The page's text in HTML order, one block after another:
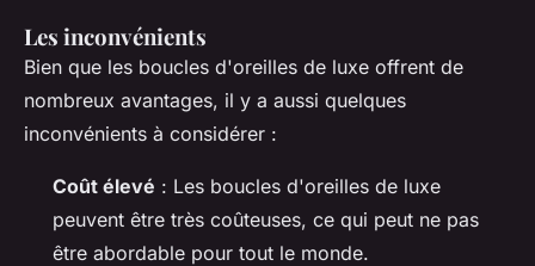
Les inconvénients
Bien que les boucles d'oreilles de luxe offrent de
nombreux avantages, il y a aussi quelques
inconvénients à considérer :
Coût élevé : Les boucles d'oreilles de luxe
peuvent être très coûteuses, ce qui peut ne pas
être abordable pour tout le monde.